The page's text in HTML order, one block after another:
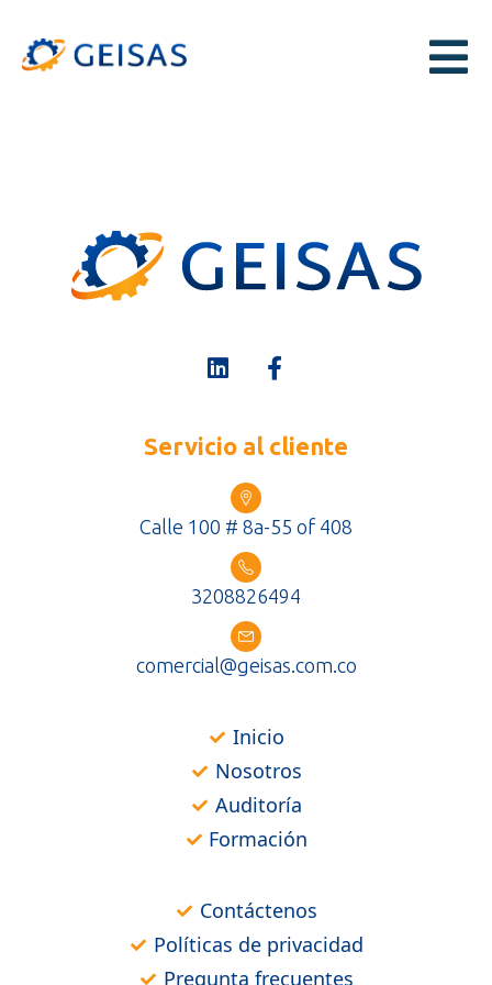
Etn Tags
Servicio al cliente
Calle 100 # 8a-55 of 408
3208826494
comercial@geisas.com.co
Inicio
Nosotros
Auditoría
Formación
Contáctenos
Políticas de privacidad
Pregunta frecuentes